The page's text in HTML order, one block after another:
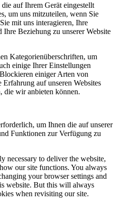
auf Ihrem Gerät eingestellt
um uns mitzuteilen, wenn Sie
mit uns interagieren, Ihre
Ihre Beziehung zu unserer Website
Kategorienüberschriften, um
einige Ihrer Einstellungen
einiger Arten von
auf unseren Websites
die wir anbieten können.
um Ihnen die auf unserer
Funktionen zur Verfügung zu
necessary to deliver the website,
our site functions. You always
your browser settings and
website. But this will always
when revisiting our site.